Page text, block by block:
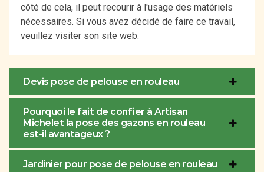
côté de cela, il peut recourir à l'usage des matériels
nécessaires. Si vous avez décidé de faire ce travail,
veuillez visiter son site web.
Devis pose de pelouse en rouleau
Pourquoi le fait de confier à Artisan
Michelet la pose des gazons en rouleau
est-il avantageux ?
Jardinier pour pose de pelouse en rouleau